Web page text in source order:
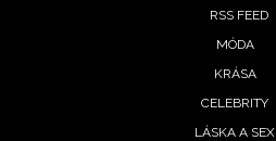
RSS FEED
MÓDA
KRÁSA
CELEBRITY
LÁSKA A SEX